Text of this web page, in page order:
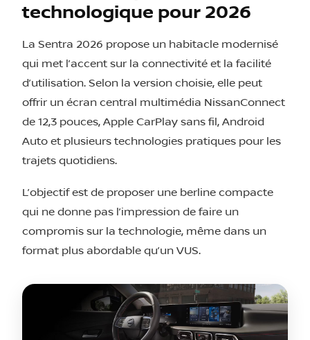
technologique pour 2026
La Sentra 2026 propose un habitacle modernisé
qui met l’accent sur la connectivité et la facilité
d’utilisation. Selon la version choisie, elle peut
offrir un écran central multimédia NissanConnect
de 12,3 pouces, Apple CarPlay sans fil, Android
Auto et plusieurs technologies pratiques pour les
trajets quotidiens.
L’objectif est de proposer une berline compacte
qui ne donne pas l’impression de faire un
compromis sur la technologie, même dans un
format plus abordable qu’un VUS.